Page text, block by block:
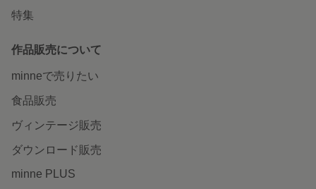
特集
作品販売について
minneで売りたい
食品販売
ヴィンテージ販売
ダウンロード販売
minne PLUS